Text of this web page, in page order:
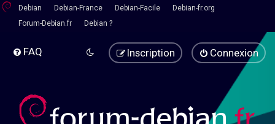
Debian Debian-France Debian-Facile
Debian-fr.org
Forum-Debian.fr
Debian ?
FAQ Connexion
Inscription